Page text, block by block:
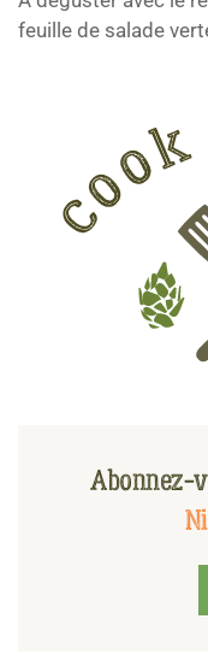
feuille de salade
Abonnez-